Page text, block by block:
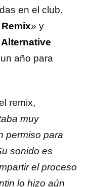
en el club.
» y
año para
remix,
muy
permiso para
sonido es
el proceso
lo hizo aún